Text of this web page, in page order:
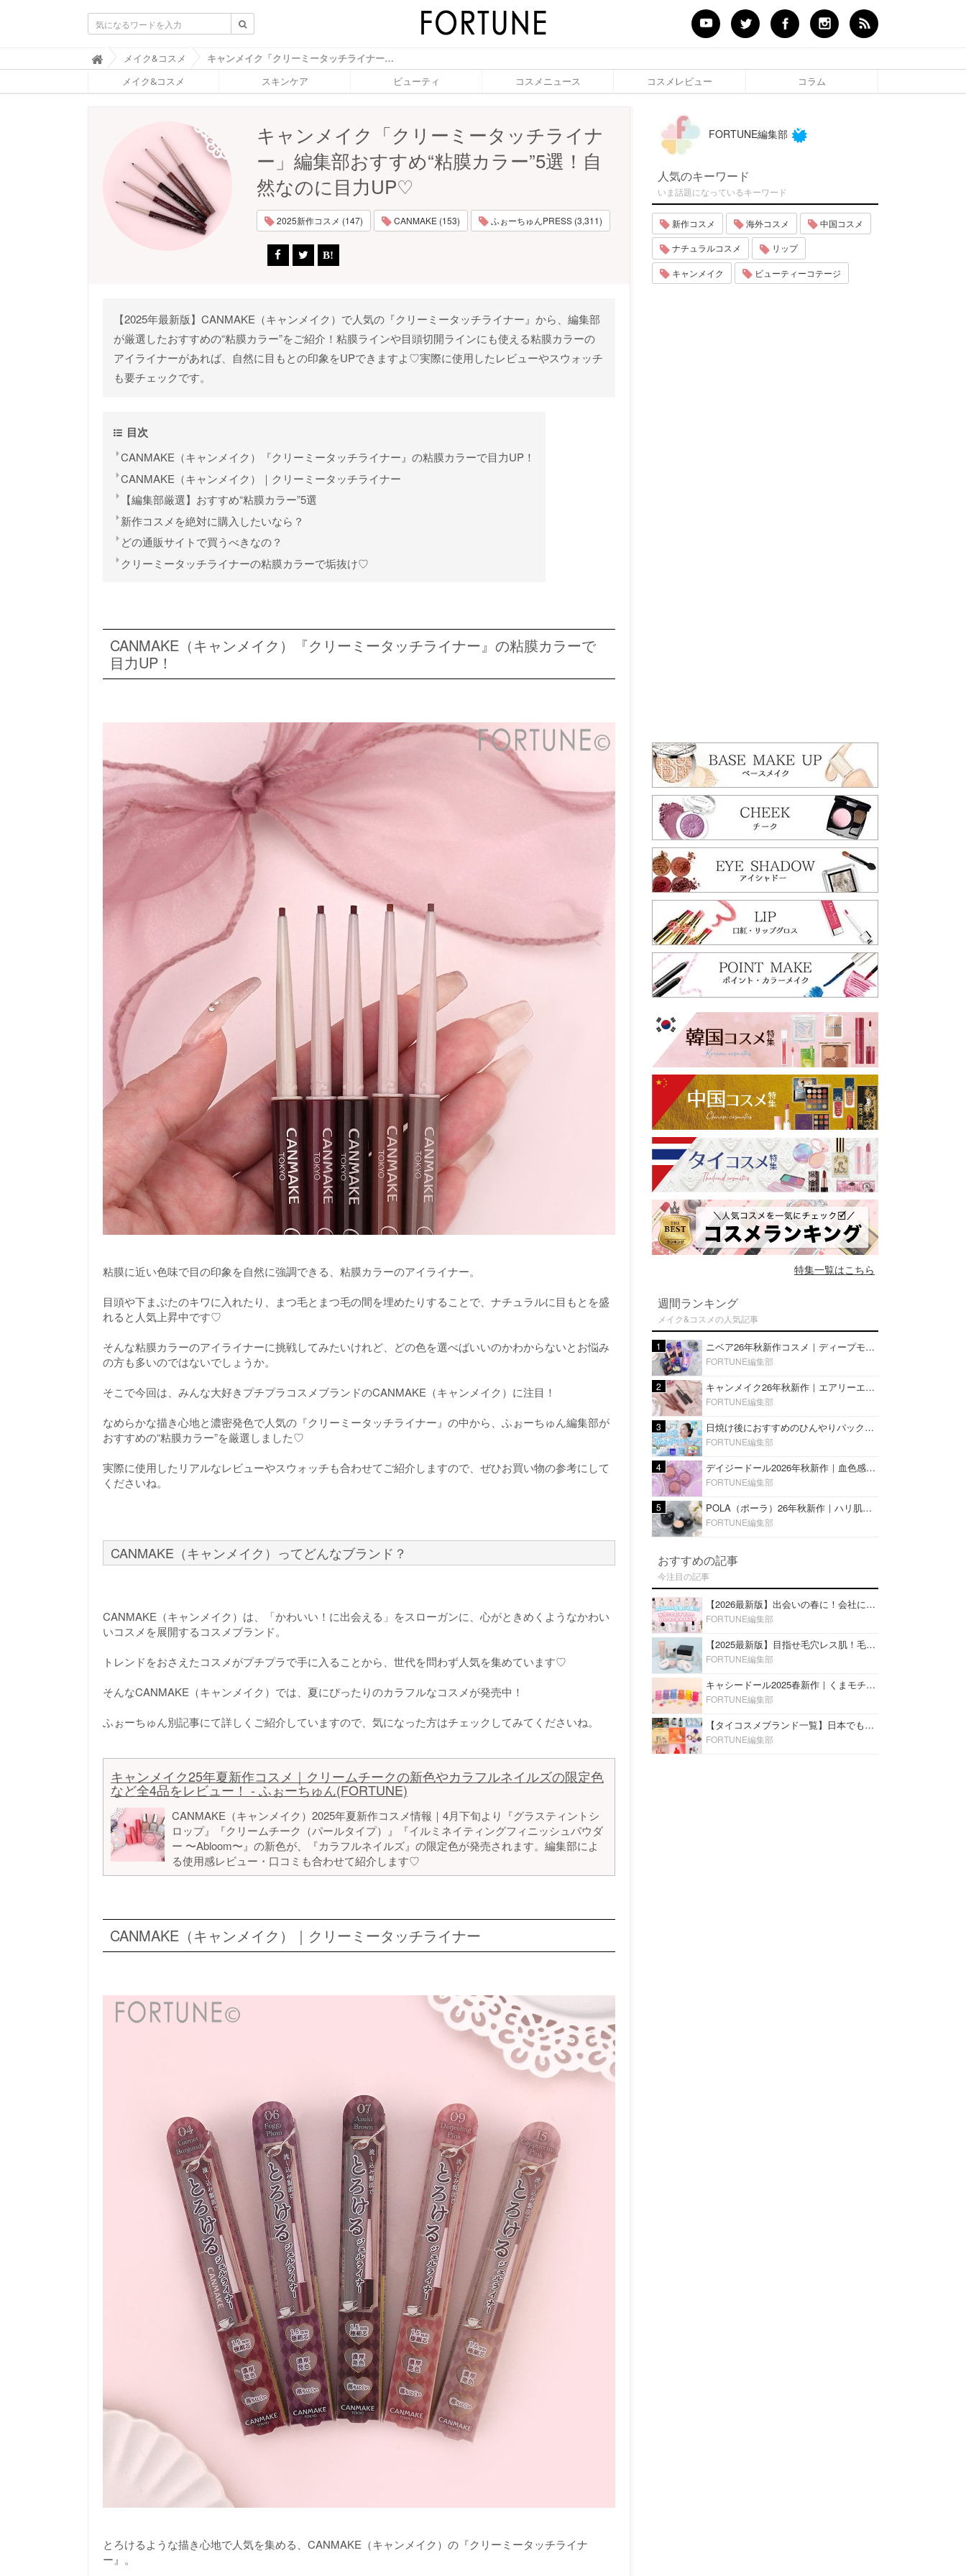
ふ
ぉ
ち
メイク&コスメ キャンメイク「クリーミータッチライナー」編集部おすすめ“粘膜カラー”5選！自然なのに目力UP♡ - ふぉーちゅん(FORTUNE)
メイク&コスメ スキンケア ビューティ コスメニュース コスメレビュー コラム
キャンメイク「クリーミータッチライナ
ー」編集部おすすめ“粘膜カラー”5選！自
然なのに目力UP♡
2025新作コスメ (147) CANMAKE (153) ふぉーちゅんPRESS (3,311)
【2025年最新版】CANMAKE（キャンメイク）で人気の『クリーミータッチライナー』から、編集部
が厳選したおすすめの“粘膜カラー”をご紹介！粘膜ラインや目頭切開ラインにも使える粘膜カラーの
アイライナーがあれば、自然に目もとの印象をUPできますよ♡実際に使用したレビューやスウォッチ
も要チェックです。
目次
CANMAKE（キャンメイク）『クリーミータッチライナー』の粘膜カラーで目力UP！
CANMAKE（キャンメイク）｜クリーミータッチライナー
【編集部厳選】おすすめ“粘膜カラー”5選
新作コスメを絶対に購入したいなら？
どの通販サイトで買うべきなの？
クリーミータッチライナーの粘膜カラーで垢抜け♡
CANMAKE（キャンメイク）『クリーミータッチライナー』の粘膜カラーで
目力UP！
粘膜に近い色味で目の印象を自然に強調できる、粘膜カラーのアイライナー。
目頭や下まぶたのキワに入れたり、まつ毛とまつ毛の間を埋めたりすることで、ナチュラルに目もとを盛
れると人気上昇中です♡
そんな粘膜カラーのアイライナーに挑戦してみたいけれど、どの色を選べばいいのかわからないとお悩み
の方も多いのではないでしょうか。
そこで今回は、みんな大好きプチプラコスメブランドのCANMAKE（キャンメイク）に注目！
なめらかな描き心地と濃密発色で人気の『クリーミータッチライナー』の中から、ふぉーちゅん編集部が
おすすめの“粘膜カラー”を厳選しました♡
実際に使用したリアルなレビューやスウォッチも合わせてご紹介しますので、ぜひお買い物の参考にして
くださいね。
CANMAKE（キャンメイク）ってどんなブランド？
CANMAKE（キャンメイク）は、「かわいい！に出会える」をスローガンに、心がときめくようなかわい
いコスメを展開するコスメブランド。
トレンドをおさえたコスメがプチプラで手に入ることから、世代を問わず人気を集めています♡
そんなCANMAKE（キャンメイク）では、夏にぴったりのカラフルなコスメが発売中！
ふぉーちゅん別記事にて詳しくご紹介していますので、気になった方はチェックしてみてくださいね。
キャンメイク25年夏新作コスメ｜クリームチークの新色やカラフルネイルズの限定色
など全4品をレビュー！ - ふぉーちゅん(FORTUNE)
CANMAKE（キャンメイク）2025年夏新作コスメ情報｜4月下旬より『グラスティントシ
ロップ』『クリームチーク（パールタイプ）』『イルミネイティングフィニッシュパウダ
ー 〜Abloom〜』の新色が、『カラフルネイルズ』の限定色が発売されます。編集部によ
る使用感レビュー・口コミも合わせて紹介します♡
CANMAKE（キャンメイク）｜クリーミータッチライナー
とろけるような描き心地で人気を集める、CANMAKE（キャンメイク）の『クリーミータッチライナ
ー』。
FORTUNE編集部
人気のキーワード
いま話題になっているキーワード
新作コスメ 海外コスメ 中国コスメ
ナチュラルコスメ リップ
キャンメイク ビューティーコテージ
特集一覧はこちら
週間ランキング
メイク&コスメの人気記事
1 ニベア26年秋新作コスメ｜ディープモイスチャーリップの美容液タイプや2in1ボディクリームスクラブも
FORTUNE編集部
2 キャンメイク26年秋新作｜エアリーエクステンションライナー＆カールスナイパーマスカラ新色をレビュー
FORTUNE編集部
3 日焼け後におすすめのひんやりパック14選｜暑い夏にぴったりな冷凍／鎮静／うるおいチャージマスクを紹介
FORTUNE編集部
4 デイジードール2026年秋新作｜血色感が可愛い♡『パウダー ブラッシュ ブルーム』新3色をレビュー
FORTUNE編集部
5 POLA（ポーラ）26年秋新作｜ハリ肌を叶える『B.A デイ プランプ ファンデーション』を口コミ
FORTUNE編集部
おすすめの記事
今注目の記事
【2026最新版】出会いの春に！会社にもおすすめの好印象な香水14選♡ビジネスの場での香水マナーも
FORTUNE編集部
【2025最新版】目指せ毛穴レス肌！毛穴を埋めて隠す「おすすめ部分用下地＆プライマー」ランキング♡
FORTUNE編集部
キャシードール2025春新作｜くまモチーフのミニリップ「シャイニーベア リップモイスト」をレビュー♡
FORTUNE編集部
【タイコスメブランド一覧】日本でも人気沸騰中の“タイコスメ”ブランド20選！
FORTUNE編集部